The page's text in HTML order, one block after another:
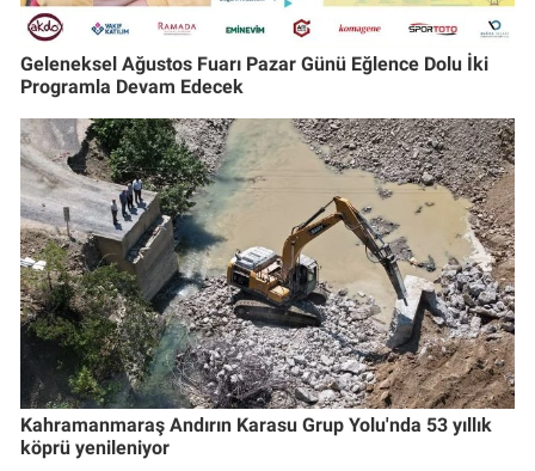
Geleneksel Ağustos Fuarı Pazar Günü Eğlence Dolu İki
Programla Devam Edecek
Kahramanmaraş Andırın Karasu Grup Yolu'nda 53 yıllık
köprü yenileniyor